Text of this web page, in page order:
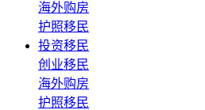
海外购房
护照移民
投资移民
创业移民
海外购房
护照移民